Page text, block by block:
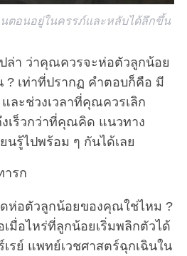
ตอนอยู่ในครรภ์และหลับได้ลึกขึ้น
ล่า ว่าคุณควรจะห่อตัวลูกน้อย
เท่าที่ปรากฏ คำตอบก็คือ มี
ละช่วงเวลาที่คุณควรเลิก
เร็วกว่าที่คุณคิด แนวทาง
นรู้ไปพร้อม ๆ กันได้เลย
รก
ดห่อตัวลูกน้อยของคุณใช่ไหม ?
มื่อไหร่ที่ลูกน้อยเริ่มพลิกตัวได้
เรย์ แพทย์เวชศาสตร์ฉุกเฉินใน